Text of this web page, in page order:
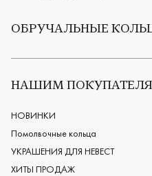
ОБРУЧАЛЬНЫЕ
Все обручальные кольца
Европейские обручальные кольца
Мужские обручальные кольца
Женские обручальные кольца
Обручальные кольца из платины
Дизайнерские обручальные кольца
НАШИМ
НОВИНКИ
Помолвочные кольца
УКРАШЕНИЯ ДЛЯ НЕВЕСТ
ХИТЫ ПРОДАЖ